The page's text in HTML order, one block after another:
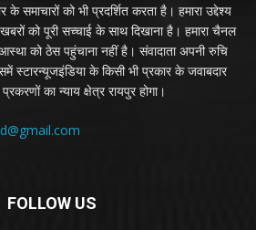
को भी प्रदर्शित करता है। हमारा उद्देश्य
को पूरी सच्चाई के साथ दिखाना है। हमारा चैनल
को ठेस पहुंचाना नहीं है। संवादाता अपनी रुचि
स्टारन्यूजइंडिया के किसी भी प्रकार के जवाबदार
का न्याय क्षेत्र रायपुर होगा।
FOLLOW US